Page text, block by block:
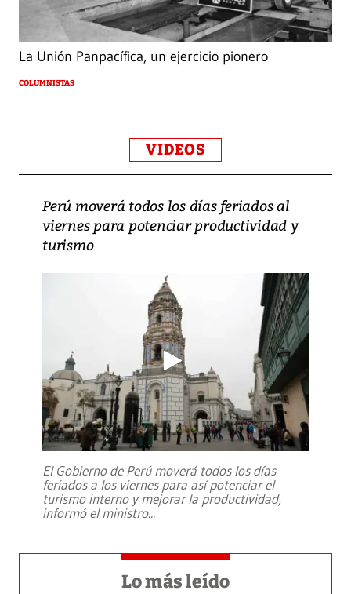
La Unión Panpacífica, un ejercicio pionero
COLUMNISTAS
VIDEOS
Perú moverá todos los días feriados al
viernes para potenciar productividad y
turismo
El Gobierno de Perú moverá todos los días
feriados a los viernes para así potenciar el
turismo interno y mejorar la productividad,
informó el ministro...
Lo más leído